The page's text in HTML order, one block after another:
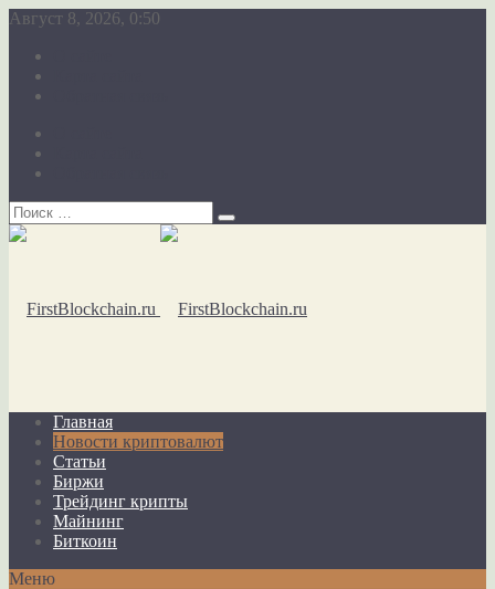
Август 8, 2026, 0:50
Главная
Новости криптовалют
Статьи
Биржи
Трейдинг крипты
Майнинг
Биткоин
Меню